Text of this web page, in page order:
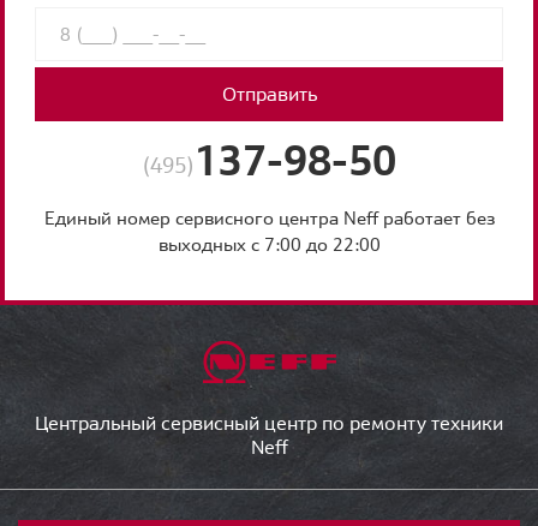
Отправить
(495) 137-98-50
Единый номер сервисного центра Neff работает без
выходных с 7:00 до 22:00
Центральный сервисный центр по ремонту техники
Neff